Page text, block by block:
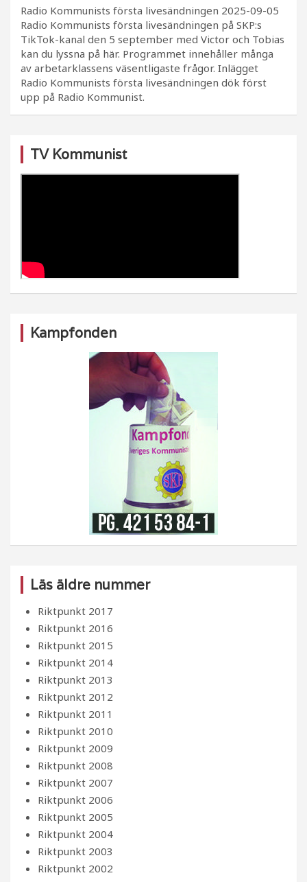
Radio Kommunists första livesändningen 2025-09-05
Radio Kommunists första livesändningen på SKP:s
TikTok-kanal den 5 september med Victor och Tobias
kan du lyssna på här. Programmet innehåller många
av arbetarklassens väsentligaste frågor. Inlägget
Radio Kommunists första livesändningen dök först
upp på Radio Kommunist.
TV Kommunist
Kampfonden
Läs äldre nummer
Riktpunkt 2017
Riktpunkt 2016
Riktpunkt 2015
Riktpunkt 2014
Riktpunkt 2013
Riktpunkt 2012
Riktpunkt 2011
Riktpunkt 2010
Riktpunkt 2009
Riktpunkt 2008
Riktpunkt 2007
Riktpunkt 2006
Riktpunkt 2005
Riktpunkt 2004
Riktpunkt 2003
Riktpunkt 2002